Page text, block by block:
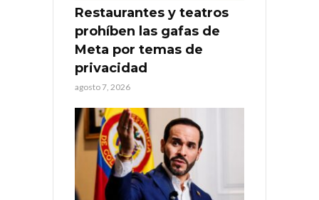
Restaurantes y teatros
prohíben las gafas de
Meta por temas de
privacidad
agosto 7, 2026